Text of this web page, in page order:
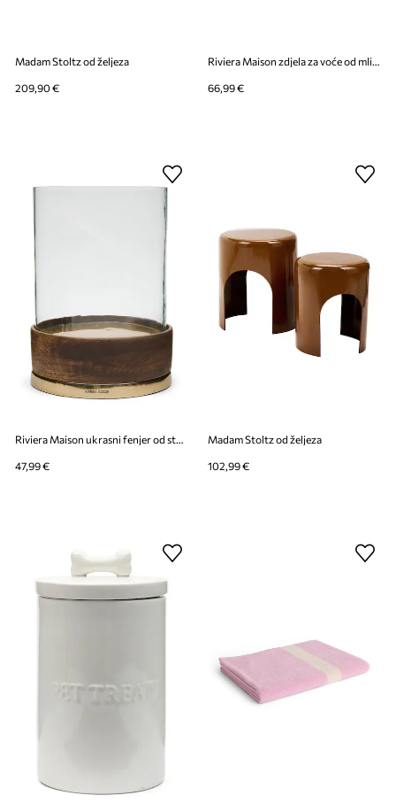
Madam Stoltz od željeza
209,90 € 66,99 €
Riviera Maison ukrasni fenjer od stakla 22 cm
47,99 €
Madam Stoltz od željeza
102,99 €